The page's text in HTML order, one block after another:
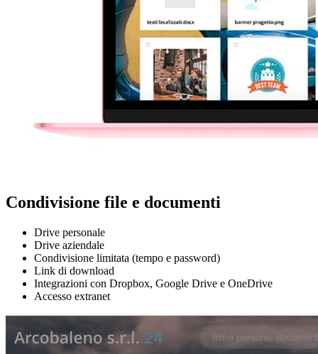
Condivisione file e documenti
Drive personale
Drive aziendale
Condivisione limitata (tempo e password)
Link di download
Integrazioni con Dropbox, Google Drive e OneDrive
Accesso extranet